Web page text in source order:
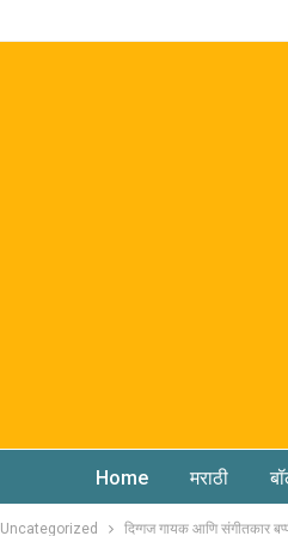
Home मराठी
Uncategorized दिग्गज गायक आणि संगीतकार